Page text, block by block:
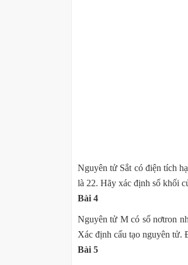
Nguyên tử Sắt có điện tích
là 22. Hãy xác định số khối
Bài 4
Nguyên tử M có số nơtron
Xác định cấu tạo nguyên tử.
Bài 5